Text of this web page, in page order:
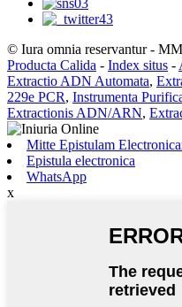
© Iura omnia reservantur -
Producta Calida - Index situs -
Extractio ADN Automata,
229e PCR, Instrumenta
Extractionis ADN/ARN,
Mitte Epistulam
Epistula electronica
WhatsApp
x